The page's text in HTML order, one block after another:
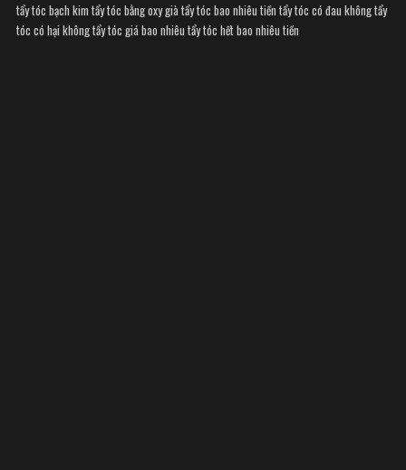
tẩy tóc bạch kim tẩy tóc bằng oxy giàtẩy tóc bao nhiêu tiền tẩy tóc có đau khôngtẩy
tóc có hại khôngtẩy tóc giá bao nhiêu tẩy tóc hết bao nhiêu tiền